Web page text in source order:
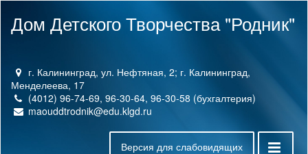
Дом Детского Творчества "Родник"
г. Калининград, ул. Нефтяная, 2; г. Калининград,
Менделеева, 17
(4012) 96-74-69, 96-30-64, 96-30-58 (бухгалтерия)
maouddtrodnik@edu.klgd.ru
Версия для слабовидящих